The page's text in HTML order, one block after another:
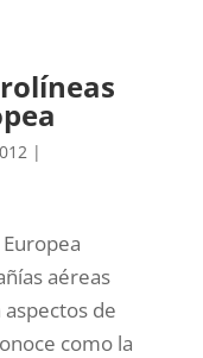
|
aéreas
de
como la